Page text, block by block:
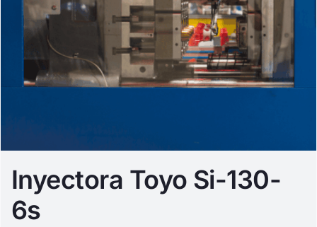
Inyectora Toyo Si-130-
6s